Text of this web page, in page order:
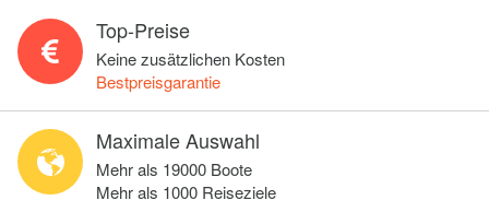
Top-Preise
Keine zusätzlichen Kosten
Bestpreisgarantie
Maximale Auswahl
Mehr als 19000 Boote
Mehr als 1000 Reiseziele